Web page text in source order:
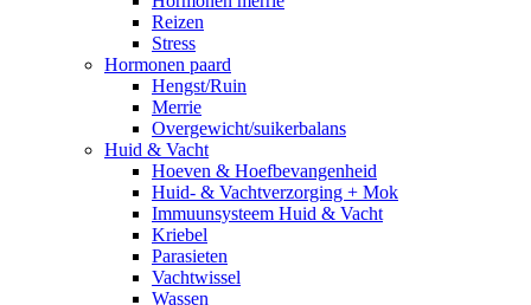
Reizen
Stress
Hormonen paard
Hengst/Ruin
Merrie
Overgewicht/suikerbalans
Huid & Vacht
Hoeven & Hoefbevangenheid
Huid- & Vachtverzorging + Mok
Immuunsysteem Huid & Vacht
Kriebel
Parasieten
Vachtwissel
Wassen